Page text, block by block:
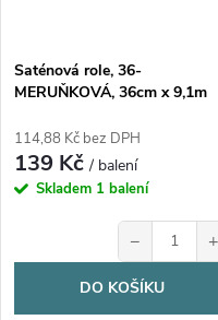
Saténová role, 36-
MERUŇKOVÁ, 36cm x 9,1m
114,88 Kč bez DPH
139 Kč/ balení
Skladem 1 balení
− +
DO KOŠÍKU